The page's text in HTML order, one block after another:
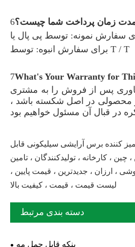
6زمان پرداخت شما چیست؟
برای سفارش انبوه: توسط T / T
7
پس از فروش را به مشتری
محصولی در اصل شکسته باشد ،
کننده برس آرایشی سیلیکونی قابل
، کارخانه ، تولیدکنندگان ، تامین
، ارزان ، جدیدترین ، قیمت پایین ،
لیست قیمت ، قیمت ، کیفیت بالا
دسته بندی مرتبط